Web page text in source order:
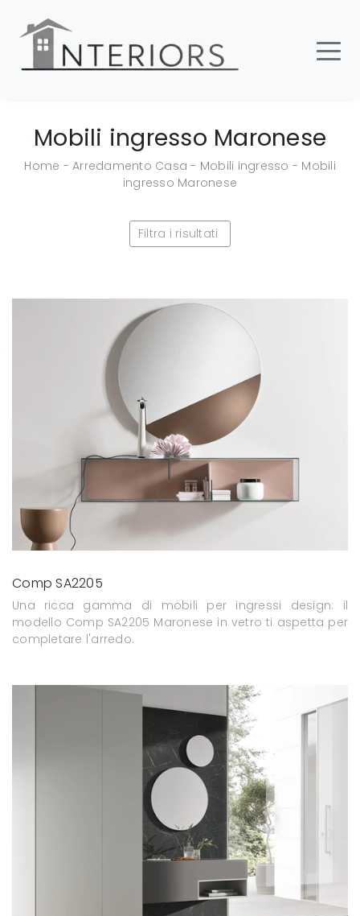
Mobili ingresso Maronese
Home - Arredamento Casa - Mobili ingresso - Mobili
ingresso Maronese
Filtra i risultati
Comp SA2205
Una ricca gamma di mobili per ingressi design: il
modello Comp SA2205 Maronese in vetro ti aspetta per
completare l'arredo.